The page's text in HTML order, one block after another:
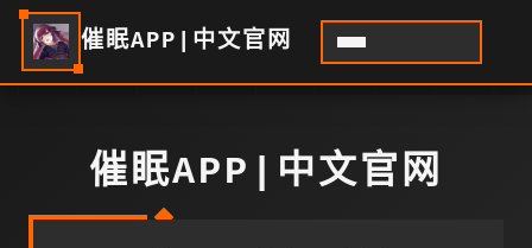
催眠APP|中文官网
催眠APP|中文官网